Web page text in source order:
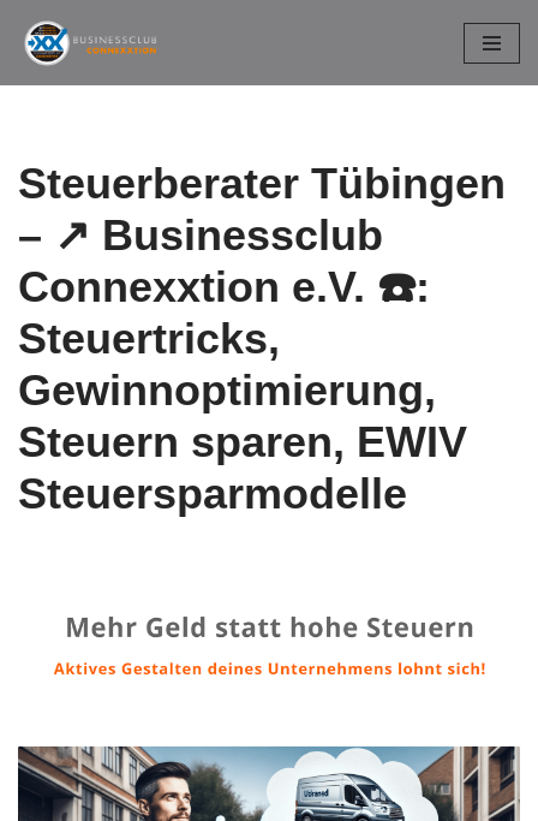
Zum
Steuerberater Tübingen
– ↗️ Businessclub
Connexxtion e.V. ☎️:
Steuertricks,
Gewinnoptimierung,
Steuern sparen, EWIV
Steuersparmodelle